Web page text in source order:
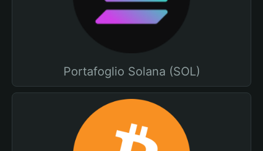
Portafoglio Solana (SOL)